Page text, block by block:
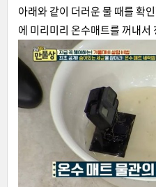
아래와 같이 더러운 물 때를 확
에 미리미리 온수매트를 꺼내서